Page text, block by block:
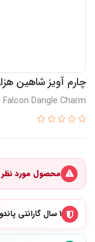
چارم آویز شاهین
Dangle Charm
محصول مورد
۱ سال گارانتی پاندورا ایران